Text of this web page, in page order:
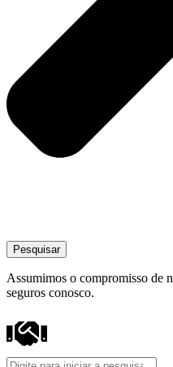
Pesquisar
Assumimos o compromisso de
seguros conosco.